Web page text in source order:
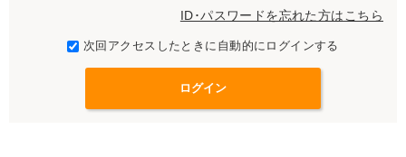
ID･パスワードを忘れた方はこちら
次回アクセスしたときに自動的にログインする